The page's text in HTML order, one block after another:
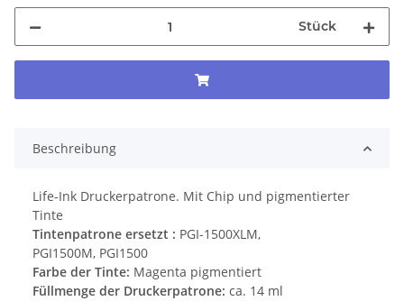
Stück
Beschreibung
Life-Ink Druckerpatrone. Mit Chip und pigmentierter
Tinte
Tintenpatrone ersetzt : PGI-1500XLM,
PGI1500M, PGI1500
Farbe der Tinte: Magenta pigmentiert
Füllmenge der Druckerpatrone: ca. 14 ml